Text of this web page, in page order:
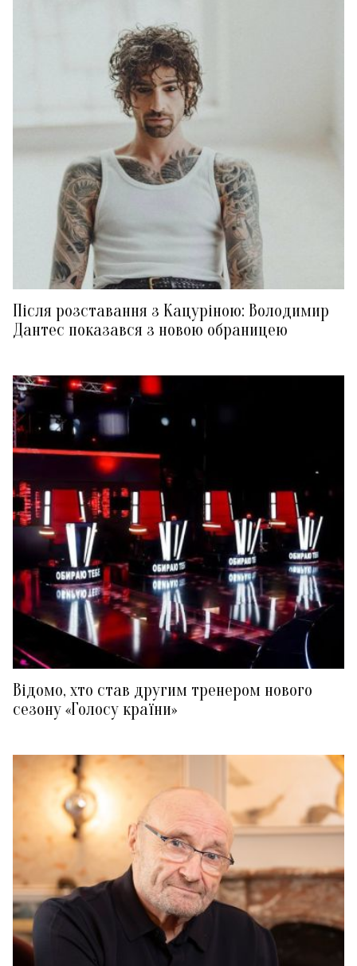
Після розставання з Кацуріною: Володимир
Дантес показався з новою обраницею
Відомо, хто став другим тренером нового
сезону «Голосу країни»